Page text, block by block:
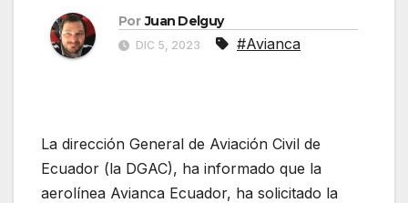
Por Juan Delguy
DIC 5, 2023 #Avianca
La dirección General de Aviación Civil de
Ecuador (la DGAC), ha informado que la
aerolínea Avianca Ecuador, ha solicitado la